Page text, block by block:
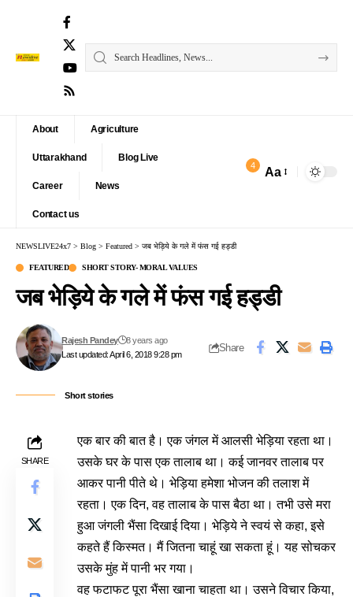
About Agriculture
Uttarakhand Blog Live
Career News
Contact us
4 Aa
NEWSLIVE24x7 > Blog > Featured > जब भेड़िये के गले में फंस गई हड्डी
FEATURED SHORT STORY- MORAL VALUES
जब भेड़िये के गले में फंस गई हड्डी
Last updated: April 6, 2018 9:28 pm
Rajesh Pandey 8 years ago
Share
Short stories
SHARE
एक बार की बात है। एक जंगल में आलसी भेड़िया रहता था।
उसके घर के पास एक तालाब था। कई जानवर तालाब पर
आकर पानी पीते थे। भेड़िया हमेशा भोजन की तलाश में
रहता। एक दिन, वह तालाब के पास बैठा था। तभी उसे मरा
हुआ जंगली भैंसा दिखाई दिया। भेड़िये ने स्वयं से कहा, इसे
कहते हैं किस्मत। मैं जितना चाहूं खा सकता हूं। यह सोचकर
उसके मुंह में पानी भर गया।
वह फटाफट पूरा भैंसा खाना चाहता था। उसने विचार किया,